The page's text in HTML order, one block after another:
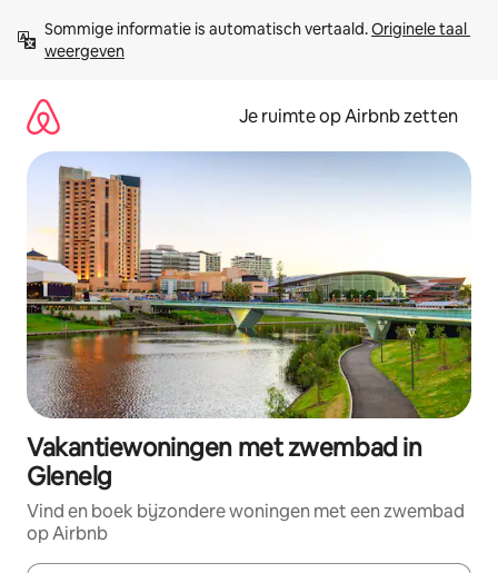
direct
naar
Sommige informatie is automatisch vertaald. Originele taal
weergeven
Je ruimte op Airbnb zetten
Vakantiewoningen met zwembad in
Glenelg
Vind en boek bijzondere woningen met een zwembad
op Airbnb